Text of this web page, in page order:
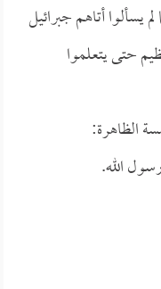
لم يسألوا أتاهم جبرائيل
حتى يتعلموا
الظاهرة:
الله.